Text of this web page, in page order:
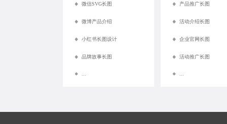
微信SVG长图
微博产品介绍
小红书长图设计
品牌故事长图
产品推广长图
活动介绍长图
企业官网长图
活动推广长图